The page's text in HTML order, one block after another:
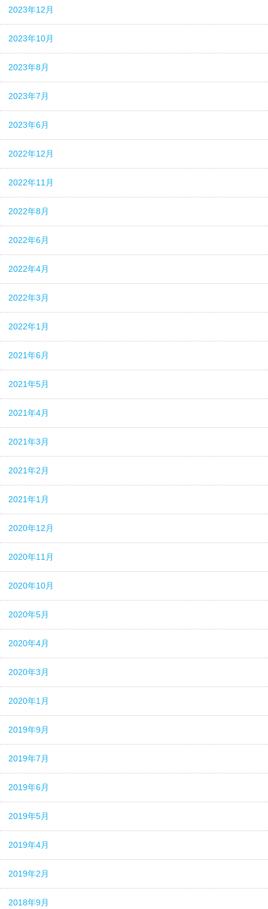
2023年12月
2023年10月
2023年8月
2023年7月
2023年6月
2022年12月
2022年11月
2022年8月
2022年6月
2022年4月
2022年3月
2022年1月
2021年6月
2021年5月
2021年4月
2021年3月
2021年2月
2021年1月
2020年12月
2020年11月
2020年10月
2020年5月
2020年4月
2020年3月
2020年1月
2019年9月
2019年7月
2019年6月
2019年5月
2019年4月
2019年2月
2018年9月